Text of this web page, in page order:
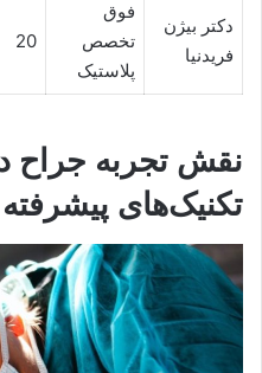
دکتر بیژن
فریدنیا
فوق
تخصص
پلاستیک
20
نقش تجربه جراح
تکنیک‌های پیشرفته